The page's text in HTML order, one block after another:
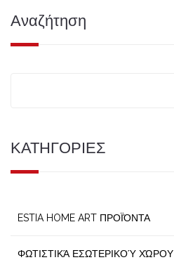
Αναζήτηση
ΚΑΤΗΓΟΡΙΕΣ
ESTIA HOME ART ΠΡΟΪΌΝΤΑ
ΦΩΤΙΣΤΙΚΆ ΕΣΩΤΕΡΙΚΟΎ ΧΏΡΟΥ